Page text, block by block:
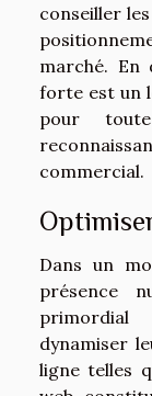
conseiller
marché. En
forte est un
pour
commercial.
Dans un
présence
primordial
dynamiser
ligne telles